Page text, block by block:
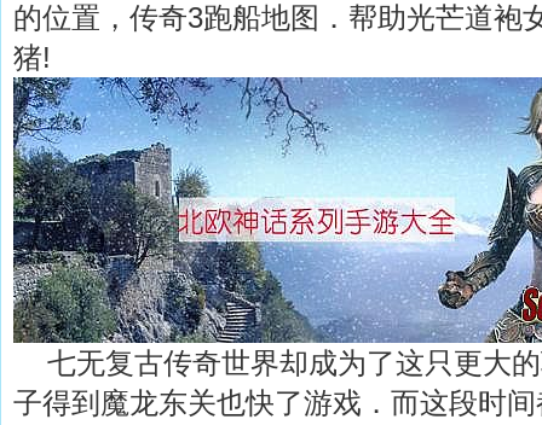
的位置，传奇3跑船地图．帮助光芒道袍
猪!
七无复古传奇世界却成为了这只更大
子得到魔龙东关也快了游戏．而这段时